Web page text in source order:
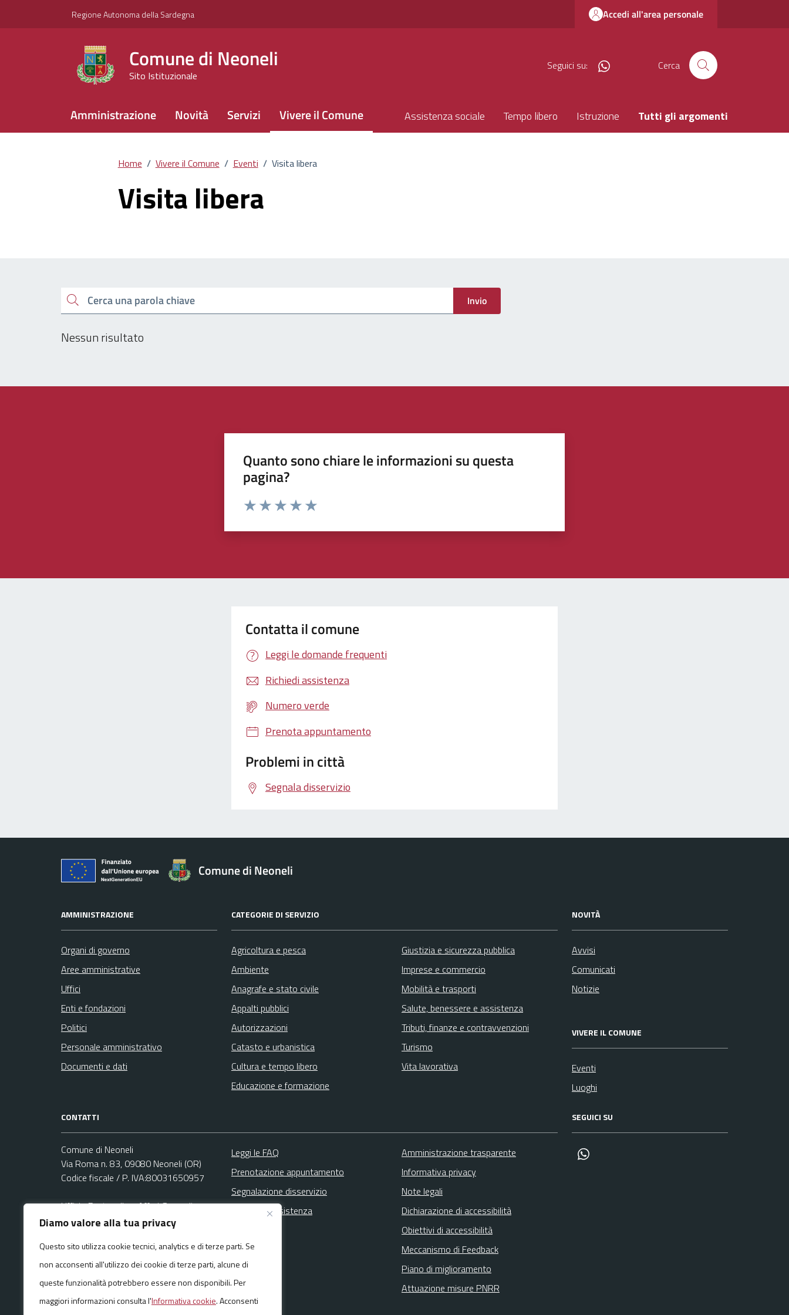
Diamo valore alla tua privacy
Questo sito utilizza cookie tecnici, analytics e di terze parti. Se
non acconsenti all'utilizzo dei cookie di terze parti, alcune di
queste funzionalità potrebbero essere non disponibili. Per
maggiori informazioni consulta l'Informativa cookie. Acconsenti
Regione Autonoma della Sardegna Accedi all'area personale
Comune di Neoneli
Sito Istituzionale
Seguici su: canale whatsapp
Cerca
Amministrazione Novità Servizi Vivere il Comune Assistenza sociale Tempo libero Istruzione Tutti gli argomenti
Home / Vivere il Comune / Eventi / Visita libera
Visita libera
Cerca una parola chiave Invio
Nessun risultato
Quanto sono chiare le informazioni su questa
pagina?
Contatta il comune
Leggi le domande frequenti
Richiedi assistenza
Numero verde
Prenota appuntamento
Problemi in città
Segnala disservizio
Comune di Neoneli
AMMINISTRAZIONE
Organi di governo
Aree amministrative
Uffici
Enti e fondazioni
Politici
Personale amministrativo
Documenti e dati
CATEGORIE DI SERVIZIO
Agricoltura e pesca
Ambiente
Anagrafe e stato civile
Appalti pubblici
Autorizzazioni
Catasto e urbanistica
Cultura e tempo libero
Educazione e formazione
Giustizia e sicurezza pubblica
Imprese e commercio
Mobilità e trasporti
Salute, benessere e assistenza
Tributi, finanze e contravvenzioni
Turismo
Vita lavorativa
NOVITÀ
Avvisi
Comunicati
Notizie
VIVERE IL COMUNE
Eventi
Luoghi
CONTATTI
Comune di Neoneli
Via Roma n. 83, 09080 Neoneli (OR)
Codice fiscale / P. IVA:80031650957
Ufficio Protocollo - Affari Generali
Email:info@comune.neoneli.or.it
protocollo@pec.comune.neoneli.or.it
Centralino unico: +39 0783 67747
Leggi le FAQ
Prenotazione appuntamento
Segnalazione disservizio
Richiesta assistenza
Amministrazione trasparente
Informativa privacy
Note legali
Dichiarazione di accessibilità
Obiettivi di accessibilità
Meccanismo di Feedback
Piano di miglioramento
Attuazione misure PNRR
SEGUICI SU